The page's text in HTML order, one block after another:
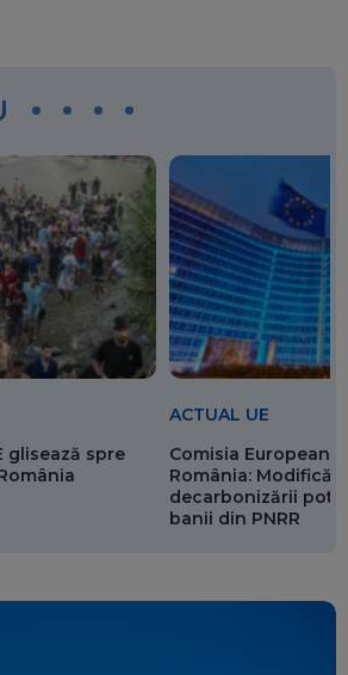
glisează spre
ACTUAL UE
Comisia Europeană
România:
decarbonizării pot
banii din PNRR